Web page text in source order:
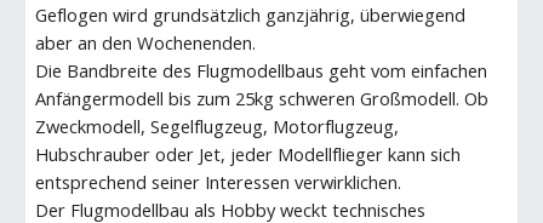
Geflogen wird grundsätzlich ganzjährig, überwiegend
aber an den Wochenenden.
Die Bandbreite des Flugmodellbaus geht vom einfachen
Anfängermodell bis zum 25kg schweren Großmodell. Ob
Zweckmodell, Segelflugzeug, Motorflugzeug,
Hubschrauber oder Jet, jeder Modellflieger kann sich
entsprechend seiner Interessen verwirklichen.
Der Flugmodellbau als Hobby weckt technisches